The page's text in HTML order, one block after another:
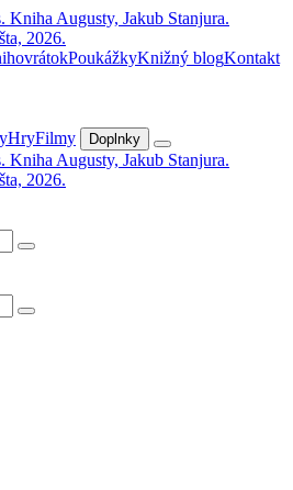
PoukážkyKnižný blogKontakt
HryFilmy Doplnky